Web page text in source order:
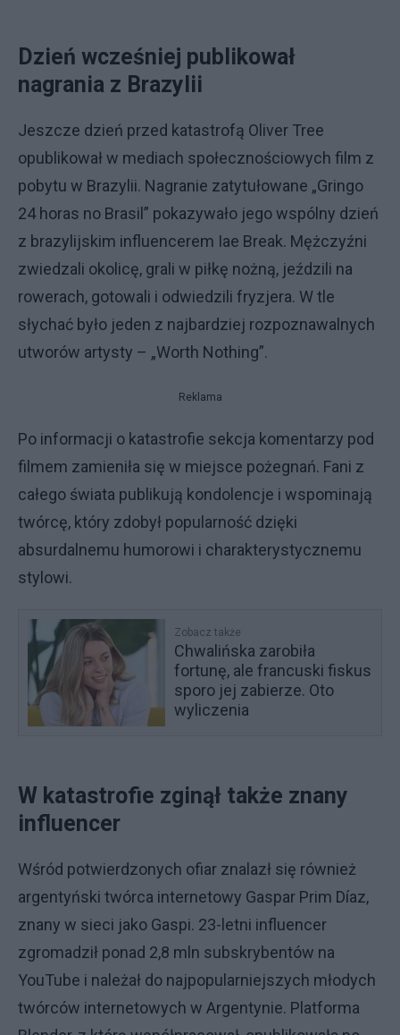
Dzień wcześniej publikował
nagrania z Brazylii
Jeszcze dzień przed katastrofą Oliver Tree
opublikował w mediach społecznościowych film z
pobytu w Brazylii. Nagranie zatytułowane „Gringo
24 horas no Brasil” pokazywało jego wspólny dzień
z brazylijskim influencerem Iae Break. Mężczyźni
zwiedzali okolicę, grali w piłkę nożną, jeździli na
rowerach, gotowali i odwiedzili fryzjera. W tle
słychać było jeden z najbardziej rozpoznawalnych
utworów artysty – „Worth Nothing”.
Reklama
Po informacji o katastrofie sekcja komentarzy pod
filmem zamieniła się w miejsce pożegnań. Fani z
całego świata publikują kondolencje i wspominają
twórcę, który zdobył popularność dzięki
absurdalnemu humorowi i charakterystycznemu
stylowi.
Zobacz także
Chwalińska zarobiła
fortunę, ale francuski fiskus
sporo jej zabierze. Oto
wyliczenia
W katastrofie zginął także znany
influencer
Wśród potwierdzonych ofiar znalazł się również
argentyński twórca internetowy Gaspar Prim Díaz,
znany w sieci jako Gaspi. 23-letni influencer
zgromadził ponad 2,8 mln subskrybentów na
YouTube i należał do najpopularniejszych młodych
twórców internetowych w Argentynie. Platforma